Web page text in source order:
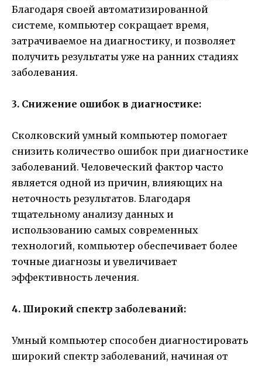
Благодаря своей автоматизированной
системе, компьютер сокращает время,
затрачиваемое на диагностику, и позволяет
получить результаты уже на ранних стадиях
заболевания.
3. Снижение ошибок в диагностике:
Сколковский умный компьютер помогает
снизить количество ошибок при диагностике
заболеваний. Человеческий фактор часто
является одной из причин, влияющих на
неточность результатов. Благодаря
тщательному анализу данных и
использованию самых современных
технологий, компьютер обеспечивает более
точные диагнозы и увеличивает
эффективность лечения.
4. Широкий спектр заболеваний:
Умный компьютер способен диагностировать
широкий спектр заболеваний, начиная от